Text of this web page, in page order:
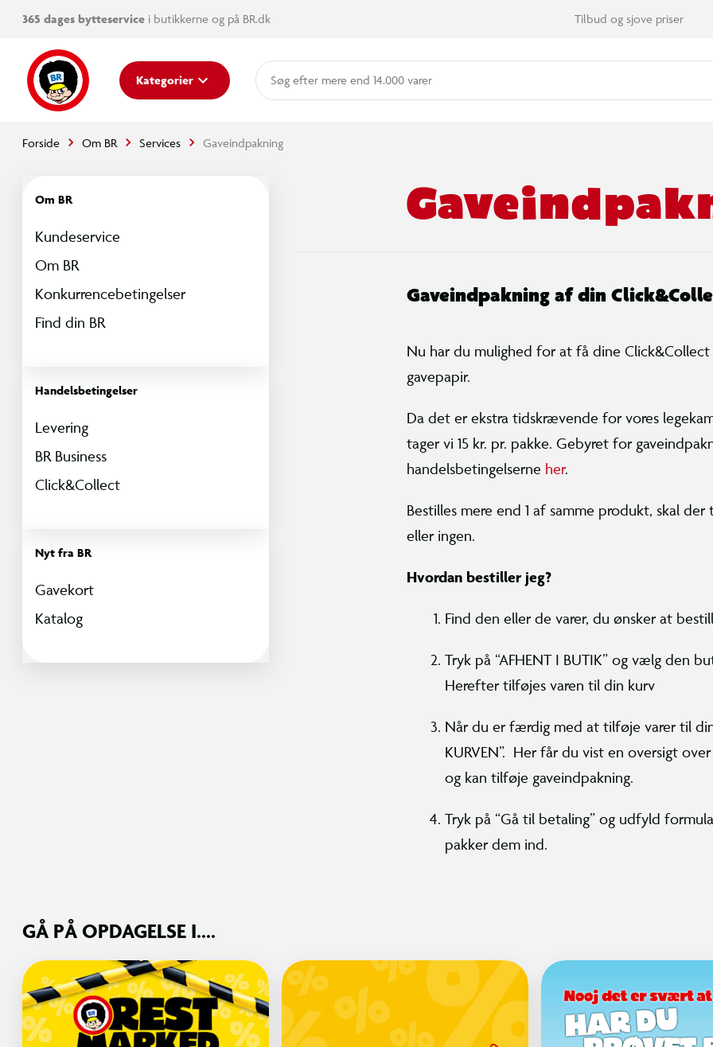
365 dages bytteservice i butikkerne og på BR.dk Tilbud og sjove priser
Kategorier mere end 14.000 varer
Forside Om BR Services Gaveindpakning
Om BR
Kundeservice
Om BR
Konkurrencebetingelser
Find din BR
Handelsbetingelser
Levering
BR Business
Click&Collect
Nyt fra BR
Gavekort
Katalog
Gaveindpakning af din
Nu har du mulighed for at få dine
gavepapir.
Da det er ekstra tidskrævende for vores
tager vi 15 kr. pr. pakke. Gebyret for
handelsbetingelserne her.
Bestilles mere end 1 af samme produkt, skal
eller ingen.
Hvordan bestiller jeg?
Find den eller de varer, du ønsker at
Tryk på “AFHENT I BUTIK” og vælg den
Herefter tilføjes varen til din kurv
Når du er færdig med at tilføje varer til
KURVEN”. Her får du vist en oversigt
og kan tilføje gaveindpakning.
Tryk på “Gå til betaling” og udfyld
pakker dem ind.
GÅ PÅ OPDAGELSE I....